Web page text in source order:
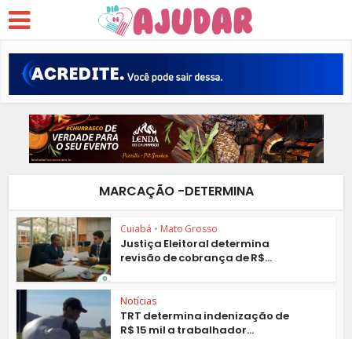
MARCAÇÃO -DETERMINA
Cuiabá • Mato Grosso
Justiça Eleitoral determina
revisão de cobrança de R$...
Notícias
TRT determina indenização de
R$ 15 mil a trabalhador...